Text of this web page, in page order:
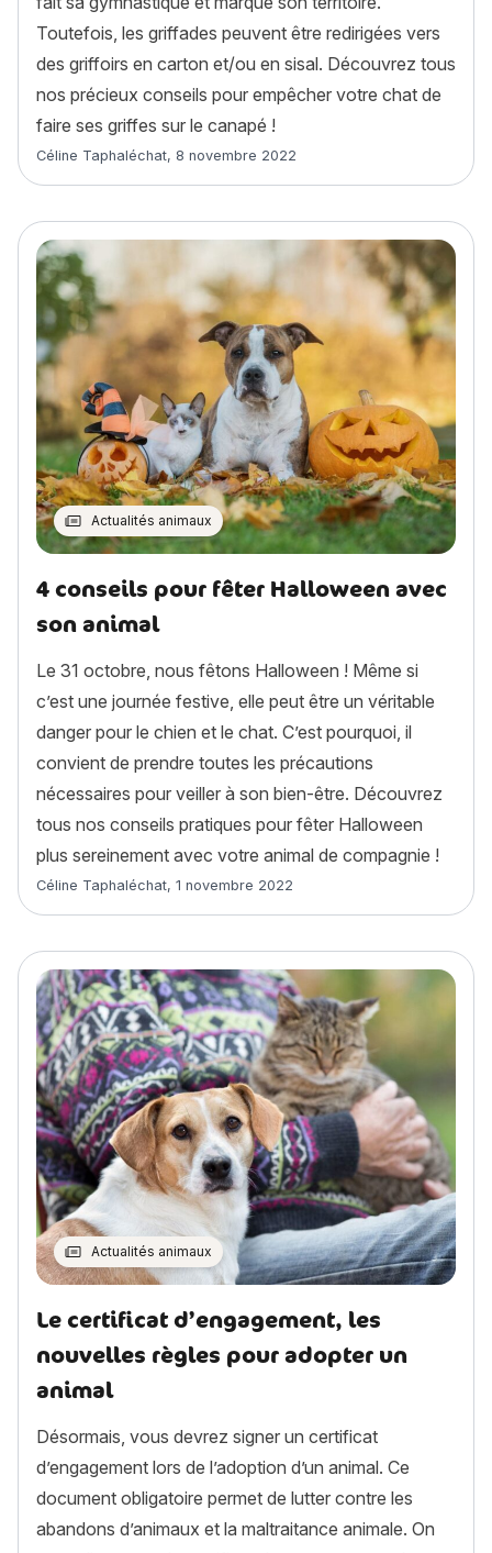
Toutefois, les griffades peuvent être redirigées vers
des griffoirs en carton et/ou en sisal. Découvrez tous
nos précieux conseils pour empêcher votre chat de
faire ses griffes sur le canapé !
Article rédigé par
Céline Taphaléchat, 8 novembre 2022
Actualités animaux
4 conseils pour fêter Halloween avec
son animal
Le 31 octobre, nous fêtons Halloween ! Même si
c’est une journée festive, elle peut être un véritable
danger pour le chien et le chat. C’est pourquoi, il
convient de prendre toutes les précautions
nécessaires pour veiller à son bien-être. Découvrez
tous nos conseils pratiques pour fêter Halloween
plus sereinement avec votre animal de compagnie !
Article rédigé par
Céline Taphaléchat, 1 novembre 2022
Actualités animaux
Le certificat d’engagement, les
nouvelles règles pour adopter un
animal
Désormais, vous devrez signer un certificat
d’engagement lors de l’adoption d’un animal. Ce
document obligatoire permet de lutter contre les
abandons d’animaux et la maltraitance animale. On